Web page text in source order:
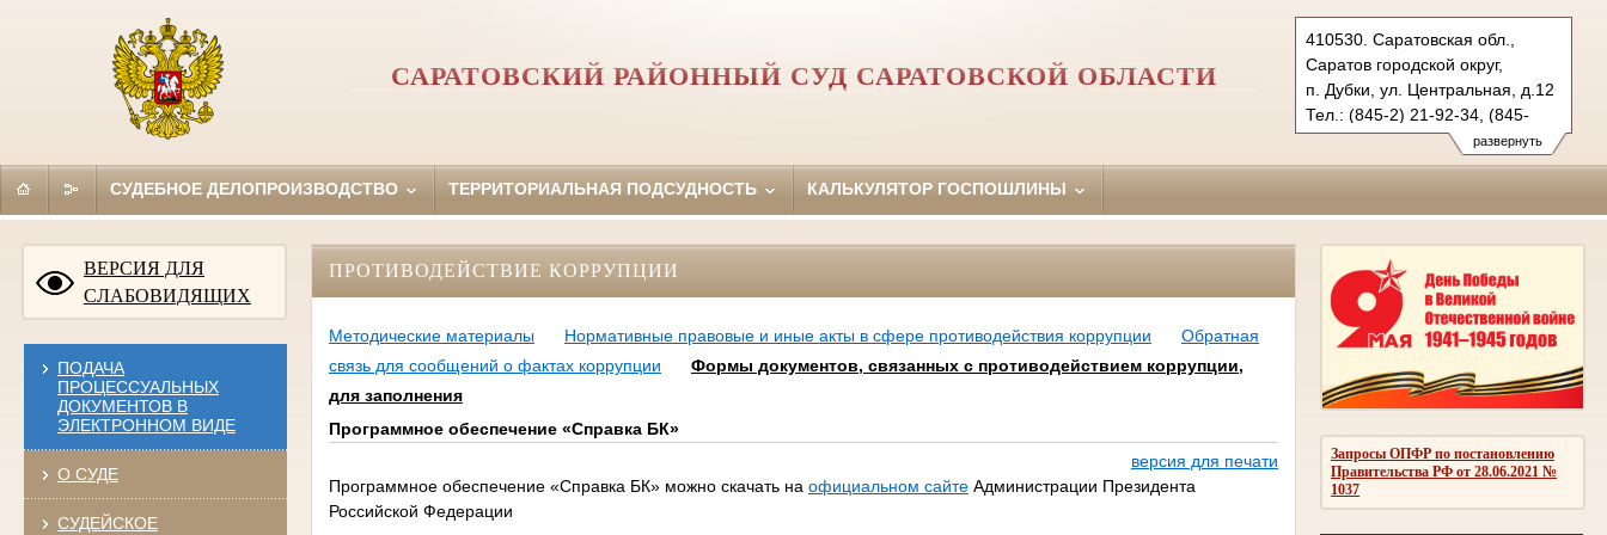
развернуть
410530. Саратовская обл.,
Саратов городской округ,
п. Дубки, ул. Центральная, д.12
Тел.: (845-2) 21-92-34, (845-
68) 2-28-04
saratovsky.sar@sudrf.ru
САРАТОВСКИЙ РАЙОННЫЙ СУД САРАТОВСКОЙ ОБЛАСТИ
СУДЕБНОЕ ДЕЛОПРОИЗВОДСТВО ТЕРРИТОРИАЛЬНАЯ ПОДСУДНОСТЬ КАЛЬКУЛЯТОР ГОСПОШЛИНЫ
ВЕРСИЯ ДЛЯ
СЛАБОВИДЯЩИХ
ПОДАЧА
ПРОЦЕССУАЛЬНЫХ
ДОКУМЕНТОВ В
ЭЛЕКТРОННОМ ВИДЕ
О СУДЕ
СУДЕЙСКОЕ
Запросы ОПФР по постановлению
Правительства РФ от 28.06.2021 №
1037
ПРОТИВОДЕЙСТВИЕ КОРРУПЦИИ
Методические материалы Нормативные правовые и иные акты в сфере противодействия коррупции
Обратная
связь для сообщений о фактах коррупции
Формы документов, связанных с противодействием коррупции,
для заполнения
Программное обеспечение «Справка БК»
версия для печати
Программное обеспечение «Справка БК» можно скачать на официальном сайтеАдминистрации Президента
Российской Федерации